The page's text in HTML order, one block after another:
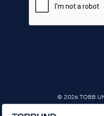
© 2026 TOBB